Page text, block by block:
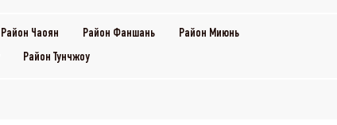
Район Чаоян Район Фаншань
Район Миюнь
Район Тунчжоу